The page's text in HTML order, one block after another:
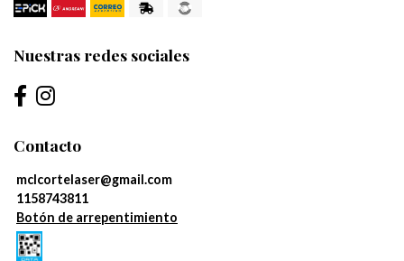
Nuestras redes sociales
Contacto
mclcortelaser@gmail.com
1158743811
Botón de arrepentimiento